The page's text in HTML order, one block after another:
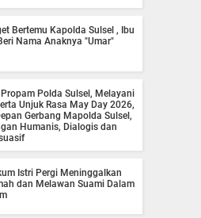
Bertemu Kapolda Sulsel , Ibu
Nama Anaknya "Umar"
Propam Polda Sulsel, Melayani
Unjuk Rasa May Day 2026,
Gerbang Mapolda Sulsel,
Humanis, Dialogis dan
Istri Pergi Meninggalkan
dan Melawan Suami Dalam